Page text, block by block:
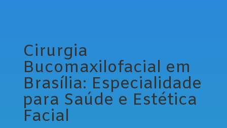
Cirurgia
Bucomaxilofacial em
Brasília: Especialidade
para Saúde e Estética
Facial